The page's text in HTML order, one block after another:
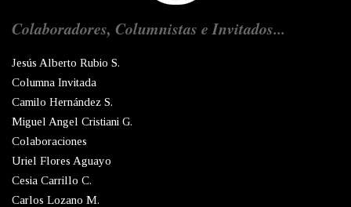
Colaboradores, Columnistas e Invitados...
Jesús Alberto Rubio S.
Columna Invitada
Camilo Hernández S.
Miguel Angel Cristiani G.
Colaboraciones
Uriel Flores Aguayo
Cesia Carrillo C.
Carlos Lozano M.